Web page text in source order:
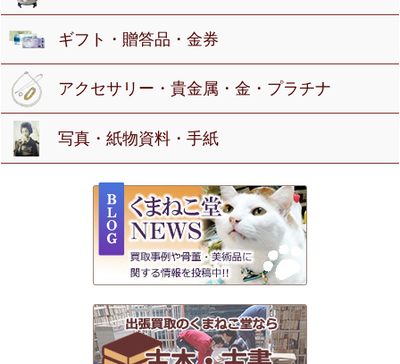
ギフト・贈答品・金券
アクセサリー・貴金属・金・プラチナ
写真・紙物資料・手紙